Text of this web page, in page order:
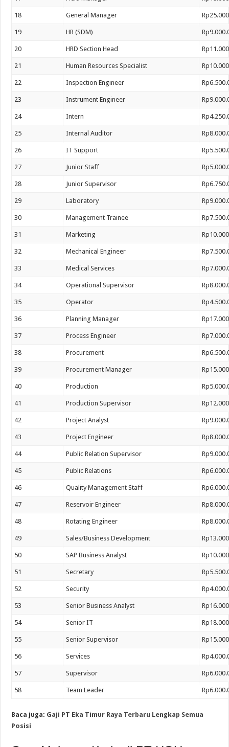
18 General Manager
19 HR (SDM)
20 HRD Section Head
21 Human Resources Specialist
22 Inspection Engineer
23 Instrument Engineer
24 Intern
25 Internal Auditor
26 IT Support
27 Junior Staff
28 Junior Supervisor
29 Laboratory
30 Management Trainee
31 Marketing
32 Mechanical Engineer
33 Medical Services
34 Operational Supervisor
35 Operator
36 Planning Manager
37 Process Engineer
38 Procurement
39 Procurement Manager
40 Production
41 Production Supervisor
42 Project Analyst
43 Project Engineer
44 Public Relation Supervisor
45 Public Relations
46 Quality Management Staff
47 Reservoir Engineer
48 Rotating Engineer
49 Sales/Business Development
50 SAP Business Analyst
51 Secretary
52 Security
53 Senior Business Analyst
54 Senior IT
55 Senior Supervisor
56 Services
57 Supervisor
58 Team Leader
Baca juga: Gaji PT Eka Timur Raya Terbaru Lengkap Semua
Posisi